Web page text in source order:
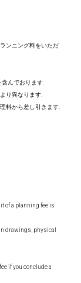
ンニング料をいただ
んでおります.
り異なります.
料から差し引きます.
of a planning fee is
drawings, physical
if you conclude a